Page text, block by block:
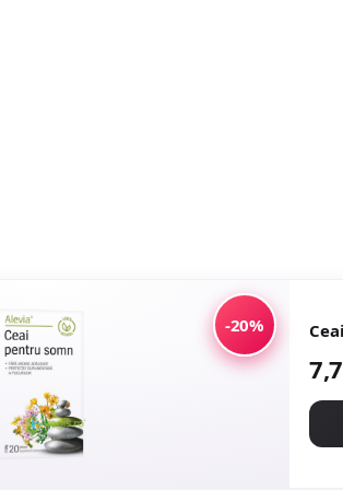
-20%